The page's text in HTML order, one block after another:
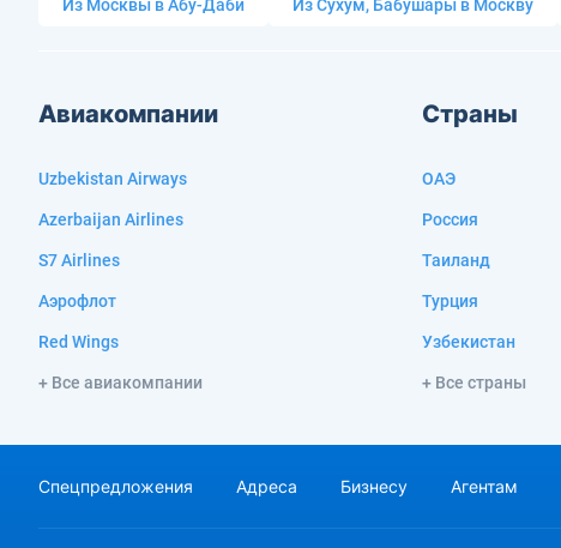
Из Москвы в Абу-Даби Из Сухум, Бабушары в Москву
Авиакомпании
Uzbekistan Airways
Azerbaijan Airlines
S7 Airlines
Аэрофлот
Red Wings
+ Все авиакомпании
Страны
ОАЭ
Россия
Таиланд
Турция
Узбекистан
+ Все страны
Спецпредложения Адреса Бизнесу Агентам